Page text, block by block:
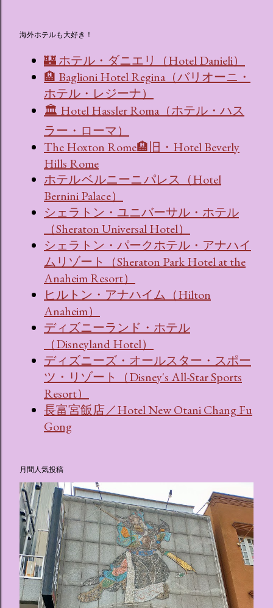
海外ホテルも大好き！
🏰 ホテル・ダニエリ（Hotel Danieli）
🏨 Baglioni Hotel Regina（バリオーニ・
ホテル・レジーナ）
🏛 Hotel Hassler Roma（ホテル・ハス
ラー・ローマ）
The Hoxton Rome🏨旧・Hotel Beverly
Hills Rome
ホテル ベルニーニ パレス（Hotel
Bernini Palace）
シェラトン・ユニバーサル・ホテル
（Sheraton Universal Hotel）
シェラトン・パークホテル・アナハイ
ムリゾート（Sheraton Park Hotel at the
Anaheim Resort）
ヒルトン・アナハイム（Hilton
Anaheim）
ディズニーランド・ホテル
（Disneyland Hotel）
ディズニーズ・オールスター・スポー
ツ・リゾート（Disney's All-Star Sports
Resort）
長富宮飯店／Hotel New Otani Chang Fu
Gong
月間人気投稿